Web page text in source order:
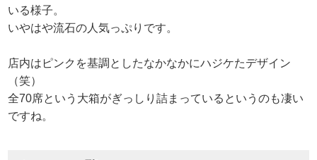
いる様子。
いやはや流石の人気っぷりです。
店内はピンクを基調としたなかなかにハジケたデザイン
（笑）
全70席という大箱がぎっしり詰まっているというのも凄い
ですね。